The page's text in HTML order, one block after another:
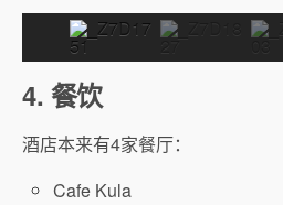
4. 餐饮
酒店本来有4家餐厅：
Cafe Kula